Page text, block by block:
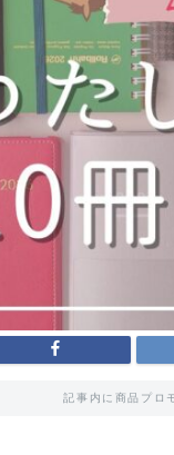
記事内に商品プロ